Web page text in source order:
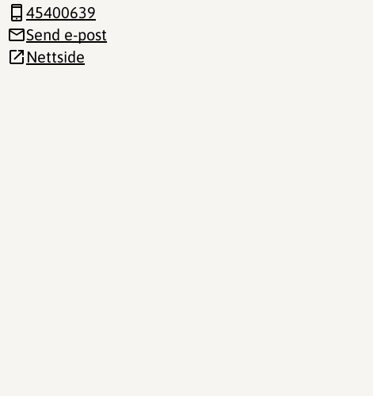
45400639
Send e-post
Nettside